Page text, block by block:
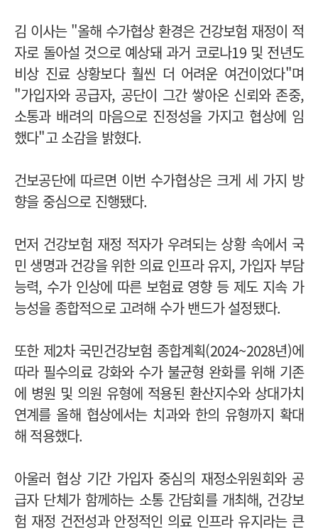
김 이사는 "올해 수가협상 환경은 건강보험 재정이 적
자로 돌아설 것으로 예상돼 과거 코로나19 및 전년도
비상 진료 상황보다 훨씬 더 어려운 여건이었다"며
"가입자와 공급자, 공단이 그간 쌓아온 신뢰와 존중,
소통과 배려의 마음으로 진정성을 가지고 협상에 임
했다"고 소감을 밝혔다.
건보공단에 따르면 이번 수가협상은 크게 세 가지 방
향을 중심으로 진행됐다.
먼저 건강보험 재정 적자가 우려되는 상황 속에서 국
민 생명과 건강을 위한 의료 인프라 유지, 가입자 부담
능력, 수가 인상에 따른 보험료 영향 등 제도 지속 가
능성을 종합적으로 고려해 수가 밴드가 설정됐다.
또한 제2차 국민건강보험 종합계획(2024~2028년)에
따라 필수의료 강화와 수가 불균형 완화를 위해 기존
에 병원 및 의원 유형에 적용된 환산지수와 상대가치
연계를 올해 협상에서는 치과와 한의 유형까지 확대
해 적용했다.
아울러 협상 기간 가입자 중심의 재정소위원회와 공
급자 단체가 함께하는 소통 간담회를 개최해, 건강보
험 재정 건전성과 안정적인 의료 인프라 유지라는 큰